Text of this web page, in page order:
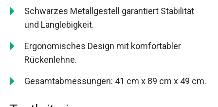
Schwarzes Metallgestell garantiert Stabilität
und Langlebigkeit.
Ergonomisches Design mit komfortabler
Rückenlehne.
Gesamtabmessungen: 41 cm x 89 cm x 49 cm.